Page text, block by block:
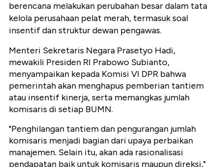
berencana melakukan perubahan besar dalam tata
kelola perusahaan pelat merah, termasuk soal
insentif dan struktur dewan pengawas.
Menteri Sekretaris Negara Prasetyo Hadi,
mewakili Presiden RI Prabowo Subianto,
menyampaikan kepada Komisi VI DPR bahwa
pemerintah akan menghapus pemberian tantiem
atau insentif kinerja, serta memangkas jumlah
komisaris di setiap BUMN.
"Penghilangan tantiem dan pengurangan jumlah
komisaris menjadi bagian dari upaya perbaikan
manajemen. Selain itu, akan ada rasionalisasi
pendapatan baik untuk komisaris maupun direksi,"